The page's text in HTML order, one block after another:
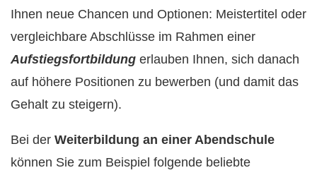
Ihnen neue Chancen und Optionen: Meistertitel oder
vergleichbare Abschlüsse im Rahmen einer
Aufstiegsfortbildung erlauben Ihnen, sich danach
auf höhere Positionen zu bewerben (und damit das
Gehalt zu steigern).
Bei der Weiterbildung an einer Abendschule
können Sie zum Beispiel folgende beliebte